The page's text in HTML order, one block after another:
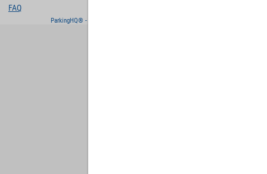
FAQ
ParkingHQ® - eine Lösung von